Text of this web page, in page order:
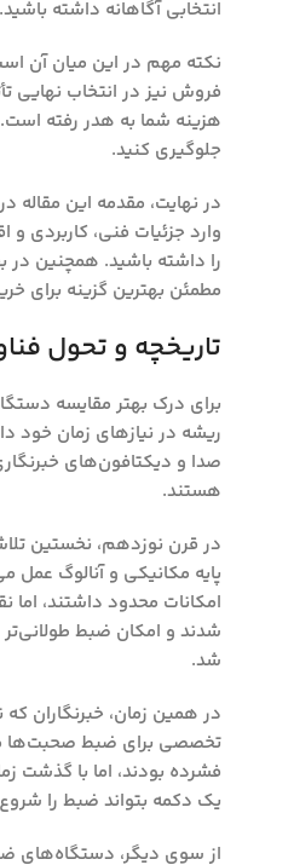
انتخابی آگاهانه داشته باشید.
نکته مهم در این میان آن
فروش نیز در انتخاب نهایی
هزینه شما به هدر رفته است.
جلوگیری کنید.
در نهایت، مقدمه این
وارد جزئیات فنی،
را داشته باشید. همچنین در
مطمئن بهترین گزینه برای
تاریخچه و تحول
برای درک بهتر مقایسه
ریشه در نیازهای زمان خود
صدا و دیکتافون‌های
هستند.
در قرن نوزدهم، نخستین
پایه مکانیکی و آنالوگ
امکانات محدود داشتند،
شدند و امکان ضبط
شد.
در همین زمان، خبرنگاران
تخصصی برای ضبط صحبت‌ها
فشرده بودند، اما با گذشت
یک دکمه بتواند ضبط را
از سوی دیگر، دستگاه‌های